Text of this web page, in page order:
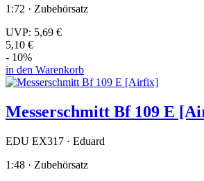
1:72 · Zubehörsatz
UVP: 5,69 €
5,10 €
- 10%
in den Warenkorb
Messerschmitt Bf 109 E
EDU EX317 · Eduard
1:48 · Zubehörsatz